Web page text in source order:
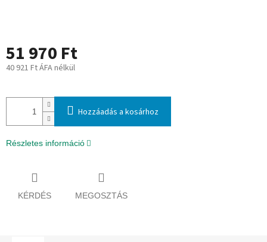
51 970 Ft
40 921 Ft ÁFA nélkül
Hozzáadás a kosárhoz
Részletes információ
KÉRDÉS MEGOSZTÁS